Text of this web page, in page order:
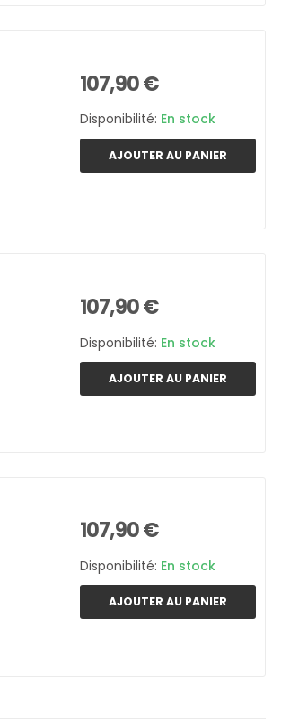
107,90 €
Disponibilité: En stock
AJOUTER AU PANIER
107,90 €
Disponibilité: En stock
AJOUTER AU PANIER
107,90 €
Disponibilité: En stock
AJOUTER AU PANIER